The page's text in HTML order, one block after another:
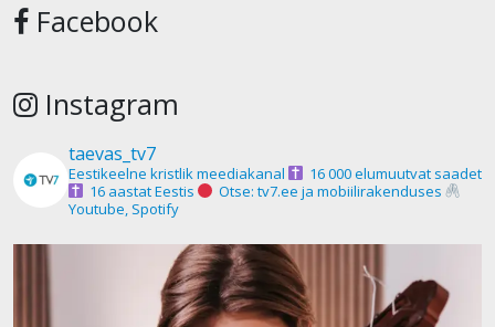
Facebook
Instagram
taevas_tv7
Eestikeelne kristlik meediakanal
16 000 elumuutvat saadet
16 aastat Eestis
Otse: tv7.ee ja mobiilirakenduses
Youtube, Spotify